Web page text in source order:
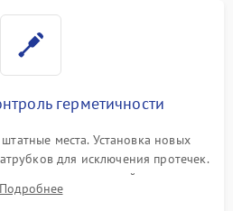
герметичности
места. Установка новых
для исключения протечек.
гидравлической системы,
датчика поплавка.
Подробнее